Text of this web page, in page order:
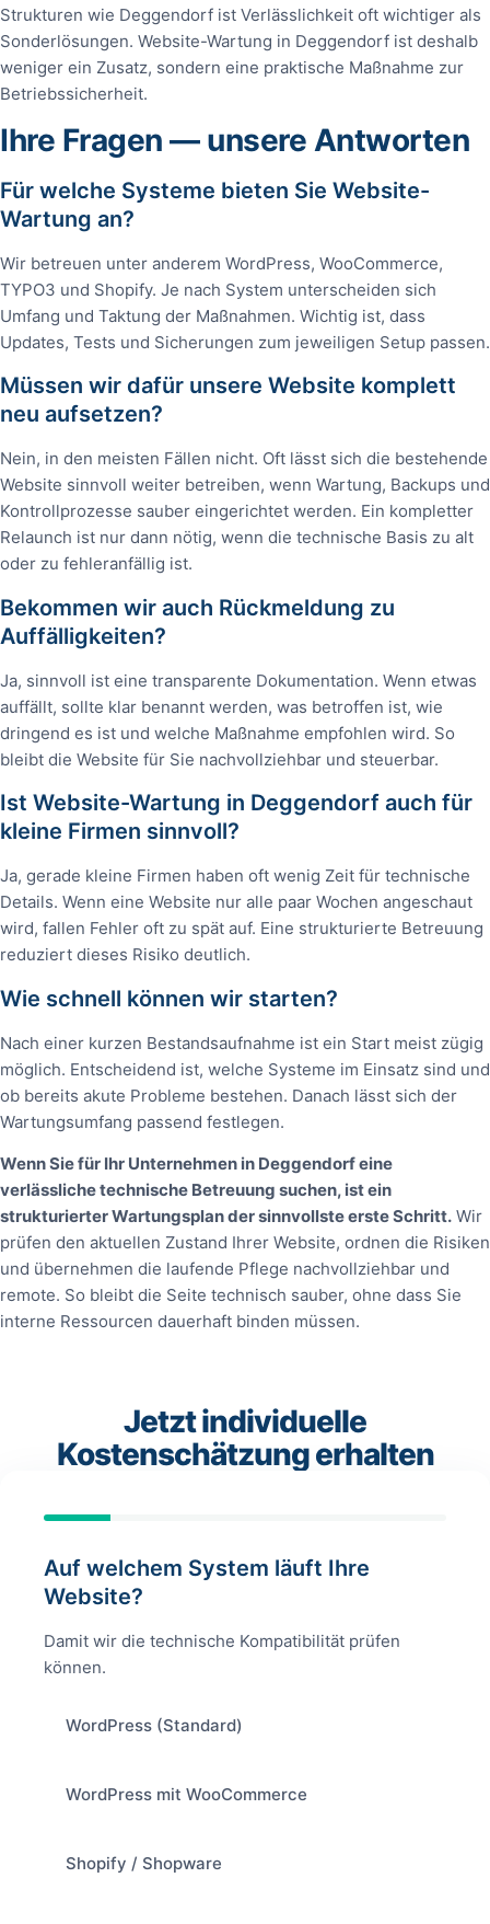
Strukturen wie Deggendorf ist Verlässlichkeit oft wichtiger als
Sonderlösungen. Website-Wartung in Deggendorf ist deshalb
weniger ein Zusatz, sondern eine praktische Maßnahme zur
Betriebssicherheit.
Ihre Fragen — unsere Antworten
Für welche Systeme bieten Sie Website-
Wartung an?
Wir betreuen unter anderem WordPress, WooCommerce,
TYPO3 und Shopify. Je nach System unterscheiden sich
Umfang und Taktung der Maßnahmen. Wichtig ist, dass
Updates, Tests und Sicherungen zum jeweiligen Setup passen.
Müssen wir dafür unsere Website komplett
neu aufsetzen?
Nein, in den meisten Fällen nicht. Oft lässt sich die bestehende
Website sinnvoll weiter betreiben, wenn Wartung, Backups und
Kontrollprozesse sauber eingerichtet werden. Ein kompletter
Relaunch ist nur dann nötig, wenn die technische Basis zu alt
oder zu fehleranfällig ist.
Bekommen wir auch Rückmeldung zu
Auffälligkeiten?
Ja, sinnvoll ist eine transparente Dokumentation. Wenn etwas
auffällt, sollte klar benannt werden, was betroffen ist, wie
dringend es ist und welche Maßnahme empfohlen wird. So
bleibt die Website für Sie nachvollziehbar und steuerbar.
Ist Website-Wartung in Deggendorf auch für
kleine Firmen sinnvoll?
Ja, gerade kleine Firmen haben oft wenig Zeit für technische
Details. Wenn eine Website nur alle paar Wochen angeschaut
wird, fallen Fehler oft zu spät auf. Eine strukturierte Betreuung
reduziert dieses Risiko deutlich.
Wie schnell können wir starten?
Nach einer kurzen Bestandsaufnahme ist ein Start meist zügig
möglich. Entscheidend ist, welche Systeme im Einsatz sind und
ob bereits akute Probleme bestehen. Danach lässt sich der
Wartungsumfang passend festlegen.
Wenn Sie für Ihr Unternehmen in Deggendorf eine
verlässliche technische Betreuung suchen, ist ein
strukturierter Wartungsplan der sinnvollste erste Schritt. Wir
prüfen den aktuellen Zustand Ihrer Website, ordnen die Risiken
und übernehmen die laufende Pflege nachvollziehbar und
remote. So bleibt die Seite technisch sauber, ohne dass Sie
interne Ressourcen dauerhaft binden müssen.
Jetzt individuelle
Kostenschätzung erhalten
Auf welchem System läuft Ihre
Website?
Damit wir die technische Kompatibilität prüfen
können.
WordPress (Standard)
WordPress mit WooCommerce
Shopify / Shopware